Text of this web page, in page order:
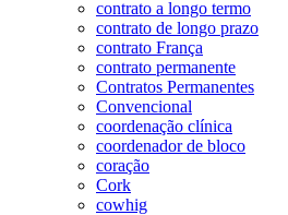
contrato a longo termo
contrato de longo prazo
contrato França
contrato permanente
Contratos Permanentes
Convencional
coordenação clínica
coordenador de bloco
coração
Cork
cowhig